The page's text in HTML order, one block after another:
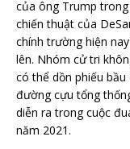
của ông Trump
chiến thuật của
chính trường hiện
lên. Nhóm cử tri
có thể dồn phiếu
đường cựu tổng
diễn ra trong cuộc
năm 2021.